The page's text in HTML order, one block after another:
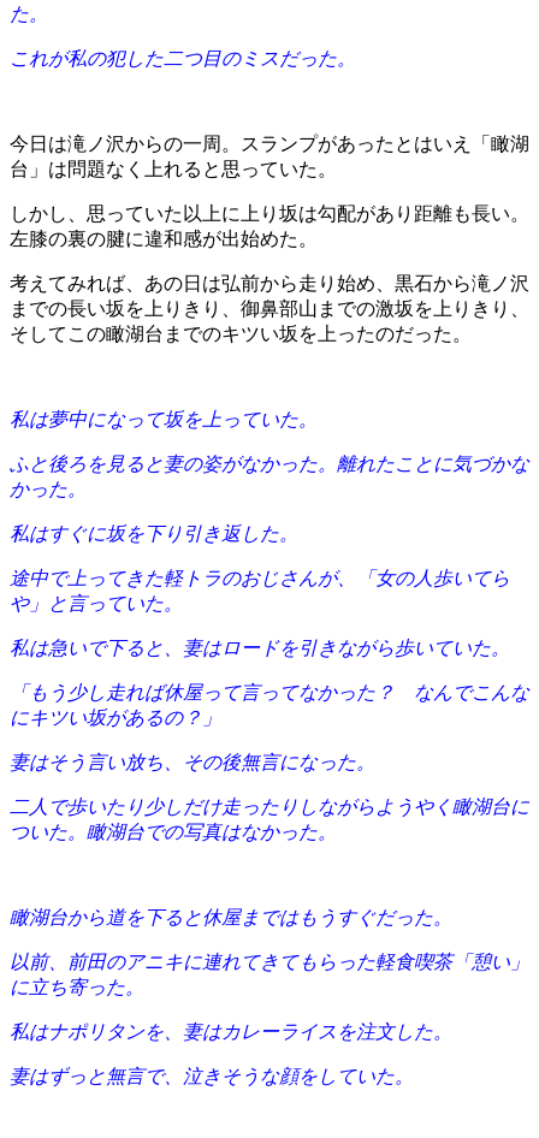
た。
これが私の犯した二つ目のミスだった。
今日は滝ノ沢からの一周。スランプがあったとはいえ「瞰湖
台」は問題なく上れると思っていた。
しかし、思っていた以上に上り坂は勾配があり距離も長い。
左膝の裏の腱に違和感が出始めた。
考えてみれば、あの日は弘前から走り始め、黒石から滝ノ沢
までの長い坂を上りきり、御鼻部山までの激坂を上りきり、
そしてこの瞰湖台までのキツい坂を上ったのだった。
私は夢中になって坂を上っていた。
ふと後ろを見ると妻の姿がなかった。離れたことに気づかな
かった。
私はすぐに坂を下り引き返した。
途中で上ってきた軽トラのおじさんが、「女の人歩いてら
や」と言っていた。
私は急いで下ると、妻はロードを引きながら歩いていた。
「もう少し走れば休屋って言ってなかった？ なんでこんな
にキツい坂があるの？」
妻はそう言い放ち、その後無言になった。
二人で歩いたり少しだけ走ったりしながらようやく瞰湖台に
ついた。瞰湖台での写真はなかった。
瞰湖台から道を下ると休屋まではもうすぐだった。
以前、前田のアニキに連れてきてもらった軽食喫茶「憩い」
に立ち寄った。
私はナポリタンを、妻はカレーライスを注文した。
妻はずっと無言で、泣きそうな顔をしていた。